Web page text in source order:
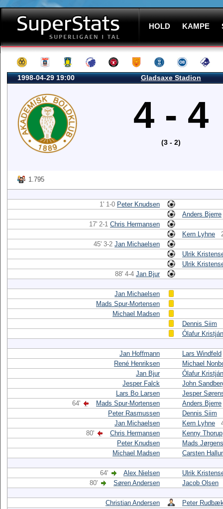
HOLD KAMPE
1998-04-29 19:00 Gladsaxe Stadion
4 - 4
(3 - 2)
1.795
1' 1-0 Peter Knudsen
Anders Bjerre
17' 2-1 Chris Hermansen
Kern Lyhne
45' 3-2 Jan Michaelsen
Ulrik
Ulrik
88' 4-4 Jan Bjur
Jan Michaelsen
Mads Spur-Mortensen
Michael Madsen
Dennis Siim
Ólafur
Jan Hoffmann
Lars Windfeld
René Henriksen
Michael
Jan Bjur
Ólafur
Jesper Falck
John
Lars Bo Larsen
Jesper
64'
Mads Spur-Mortensen
Anders Bjerre
Peter Rasmussen
Dennis Siim
Jan Michaelsen
Kern Lyhne
80'
Chris Hermansen
Kenny Thorup
Peter Knudsen
Mads
Michael Madsen
Carsten
64' Alex Nielsen
Ulrik
80'
Søren Andersen Jacob Olsen
Christian Andersen Peter